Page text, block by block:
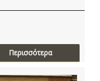
Περισσότερα